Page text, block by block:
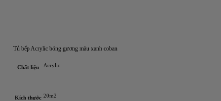
Tủ bếp Acrylic bóng gương màu xanh coban
Chất liệu Acrylic
Kích thước 20m2